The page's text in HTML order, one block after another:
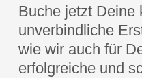
Buche jetzt Deine
unverbindliche
wie wir auch für
erfolgreiche und